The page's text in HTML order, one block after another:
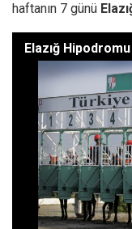
haftanın 7 günü
Elazığ